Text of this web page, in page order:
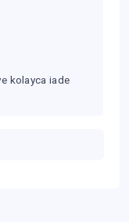
kolayca iade